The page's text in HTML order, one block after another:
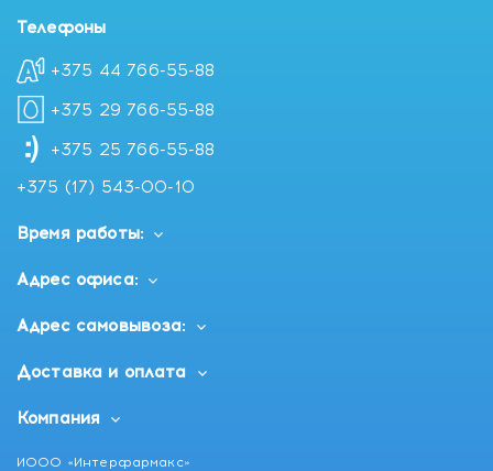
Телефоны
+375 44 766-55-88
+375 29 766-55-88
+375 25 766-55-88
+375 (17) 543-00-10
Время работы:
Адрес офиса:
Адрес самовывоза:
Доставка и оплата
Компания
ИООО «Интерфармакс»